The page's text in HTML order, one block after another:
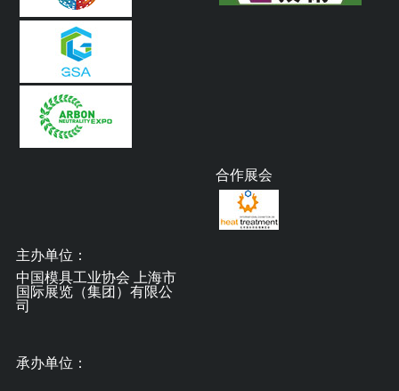
合作展会
主办单位：
中国模具工业协会 上海市
国际展览（集团）有限公
司
承办单位：